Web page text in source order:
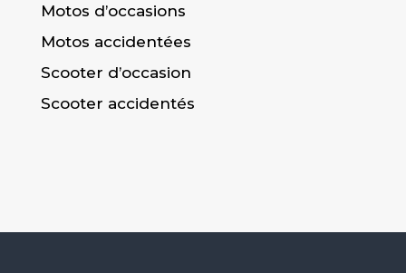
Motos d’occasions
Motos accidentées
Scooter d’occasion
Scooter accidentés